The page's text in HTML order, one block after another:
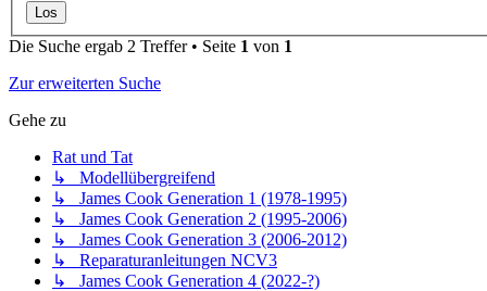
Die Suche ergab 2 Treffer • Seite 1 von 1
Zur erweiterten Suche
Gehe zu
Rat und Tat
↳ Modellübergreifend
↳ James Cook Generation 1 (1978-1995)
↳ James Cook Generation 2 (1995-2006)
↳ James Cook Generation 3 (2006-2012)
↳ Reparaturanleitungen NCV3
↳ James Cook Generation 4 (2022-?)